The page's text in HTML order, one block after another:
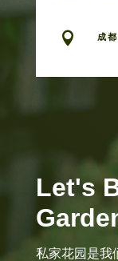
 成
Let's
私家花园是我